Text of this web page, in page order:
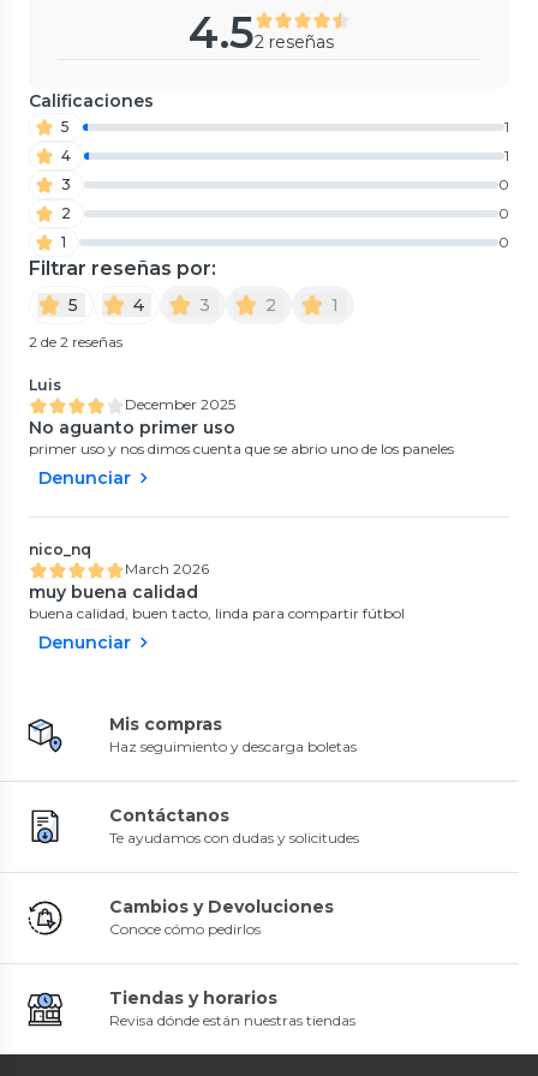
4.52 reseñas
Calificaciones
5
1
4
1
3
0
2
0
1
0
Filtrar reseñas por:
5 4 3 2 1
2 de 2 reseñas
Luis
December 2025
No aguanto primer uso
primer uso y nos dimos cuenta que se abrio uno de los paneles
Denunciar
nico_nq
March 2026
muy buena calidad
buena calidad, buen tacto, linda para compartir fútbol
Denunciar
Mis compras
Haz seguimiento y descarga boletas
Contáctanos
Te ayudamos con dudas y solicitudes
Cambios y Devoluciones
Conoce cómo pedirlos
Tiendas y horarios
Revisa dónde están nuestras tiendas